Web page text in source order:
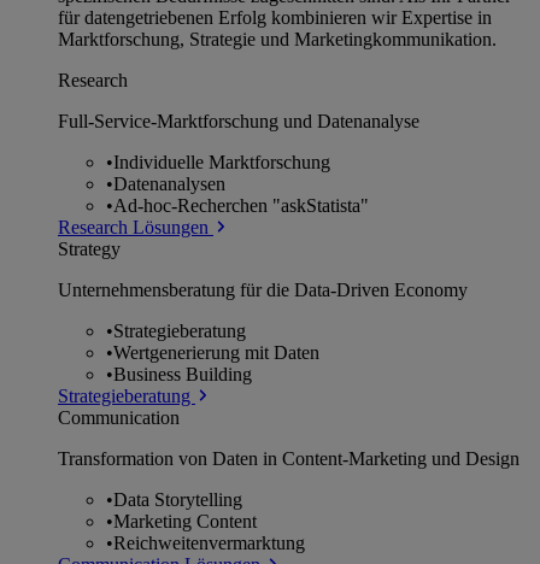
für datengetriebenen Erfolg kombinieren wir Expertise in
Marktforschung, Strategie und Marketingkommunikation.
Research
Full-Service-Marktforschung und Datenanalyse
•Individuelle Marktforschung
•Datenanalysen
•Ad-hoc-Recherchen "askStatista"
Research Lösungen
Strategy
Unternehmens­beratung für die Data-Driven Economy
•Strategieberatung
•Wertgenerierung mit Daten
•Business Building
Strategieberatung
Communication
Transformation von Daten in Content-Marketing und Design
•Data Storytelling
•Marketing Content
•Reichweitenvermarktung